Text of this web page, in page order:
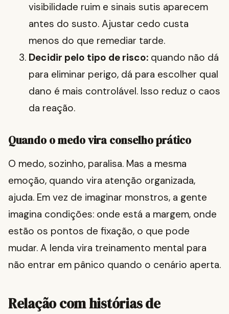
visibilidade ruim e sinais sutis aparecem
antes do susto. Ajustar cedo custa
menos do que remediar tarde.
Decidir pelo tipo de risco: quando não dá
para eliminar perigo, dá para escolher qual
dano é mais controlável. Isso reduz o caos
da reação.
Quando o medo vira conselho prático
O medo, sozinho, paralisa. Mas a mesma
emoção, quando vira atenção organizada,
ajuda. Em vez de imaginar monstros, a gente
imagina condições: onde está a margem, onde
estão os pontos de fixação, o que pode
mudar. A lenda vira treinamento mental para
não entrar em pânico quando o cenário aperta.
Relação com histórias de